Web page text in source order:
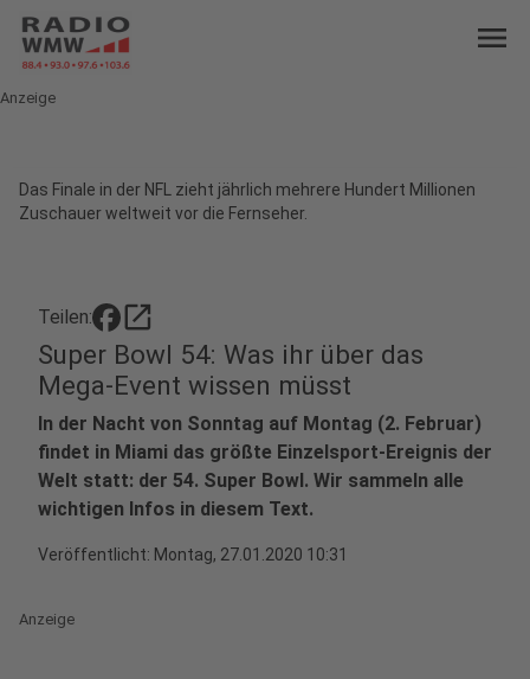
menu
Anzeige
Das Finale in der NFL zieht jährlich mehrere Hundert Millionen
Zuschauer weltweit vor die Fernseher.
Teilen: open_in_new
Super Bowl 54: Was ihr über das
Mega-Event wissen müsst
In der Nacht von Sonntag auf Montag (2. Februar)
findet in Miami das größte Einzelsport-Ereignis der
Welt statt: der 54. Super Bowl. Wir sammeln alle
wichtigen Infos in diesem Text.
Veröffentlicht: Montag, 27.01.2020 10:31
Anzeige